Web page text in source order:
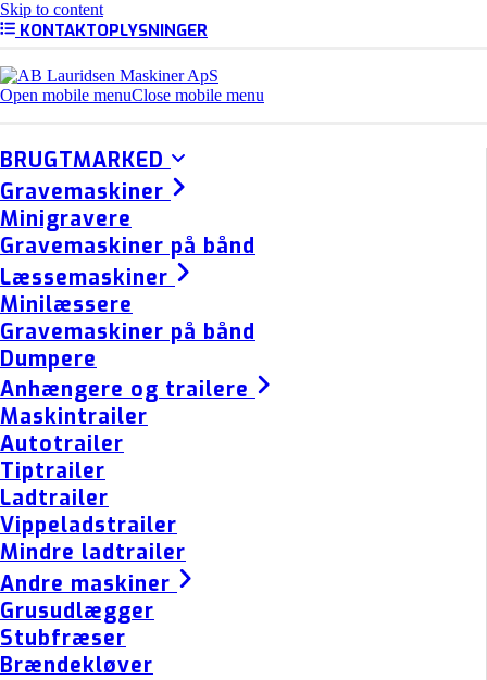
Skip to content
KONTAKTOPLYSNINGER
Open mobile menuClose mobile menu
BRUGTMARKED
Gravemaskiner
Minigravere
Gravemaskiner på bånd
Læssemaskiner
Minilæssere
Gravemaskiner på bånd
Dumpere
Anhængere og trailere
Maskintrailer
Autotrailer
Tiptrailer
Ladtrailer
Vippeladstrailer
Mindre ladtrailer
Andre maskiner
Grusudlægger
Stubfræser
Brændekløver